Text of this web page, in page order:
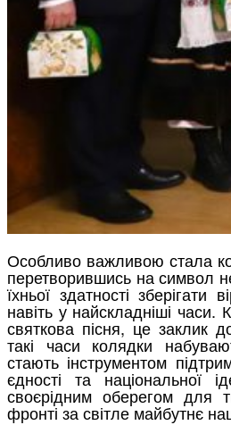
Особливо важливою стала
перетворившись на символ
їхньої здатності зберігати
навіть у найскладніші
святкова пісня, це заклик
такі часи колядки
стають інструментом
єдності та національної
своєрідним оберегом для
фронті за світле майбутнє